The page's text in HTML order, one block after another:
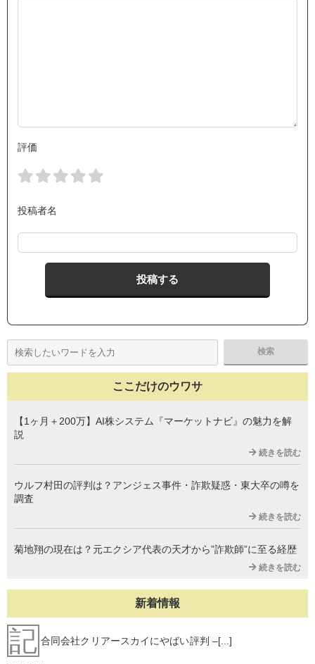
評価
投稿者名
ここだけのウワサ
【1ヶ月＋200万】AI株システム『マーケットナビ』の魅力を解
説
続きを読む
ウルフ村田の評判は？アンジェス事件・詐欺疑惑・東大卒の噂を
調査
続きを読む
菊地翔の現在は？元エクシア代表の天才から”詐欺師”に至る経歴
続きを読む
新着情報
記 合同会社クリアースカイにやばい評判 –[...]